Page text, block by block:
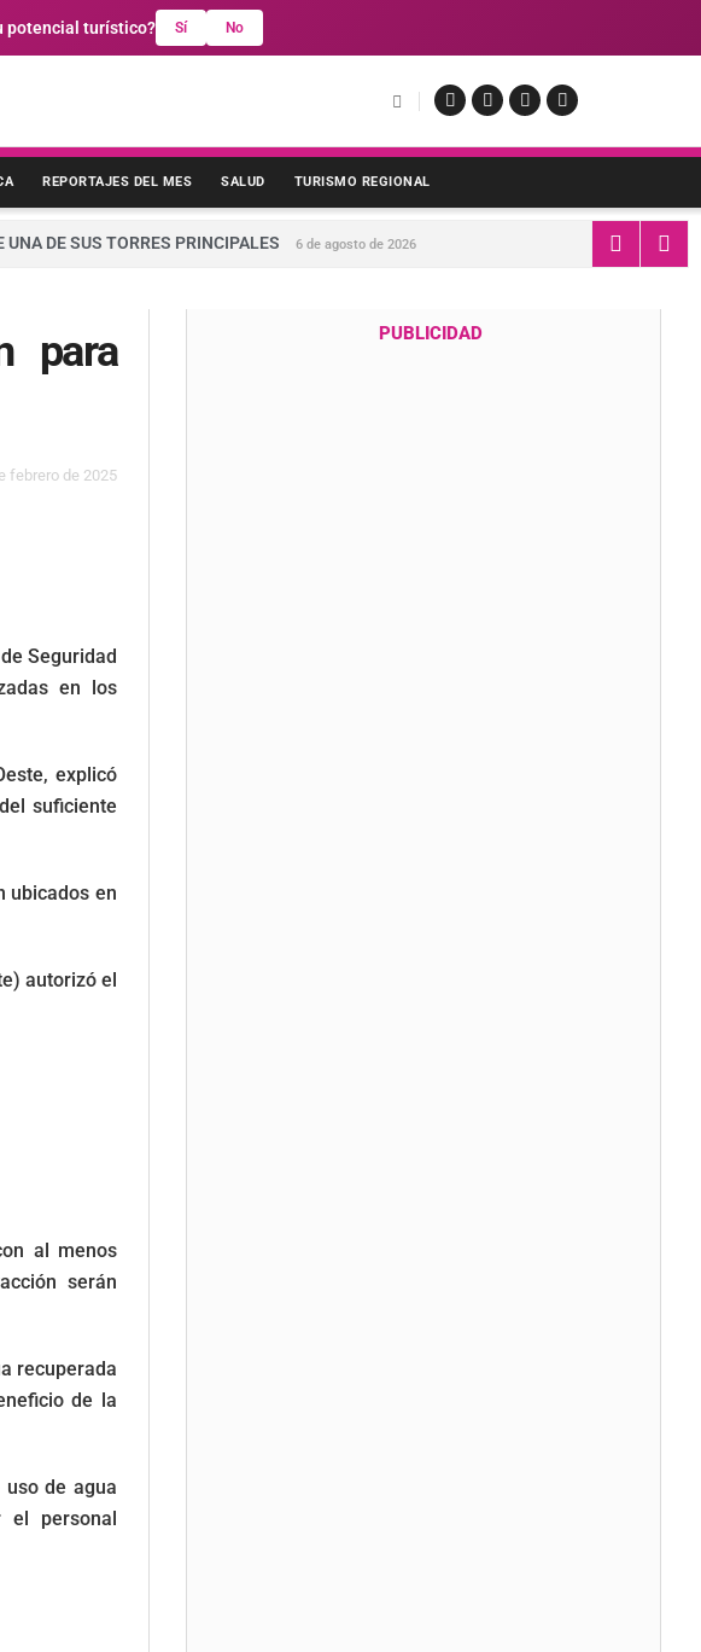
potencial turístico? Sí No
REPORTAJES DEL MES SALUD TURISMO REGIONAL
DE SUS TORRES PRINCIPALES 6 de agosto de 2026
para
febrero de 2025
Seguridad
en los
explicó
suficiente
ubicados en
autorizó el
al menos
serán
recuperada
de la
de agua
el personal
PUBLICIDAD